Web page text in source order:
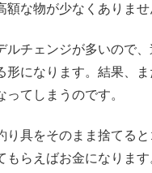
額な物が少なくありませ
ルチェンジが多いので
形になります。結果、
てしまうのです。
り具をそのまま捨てる
もらえばお金になりま